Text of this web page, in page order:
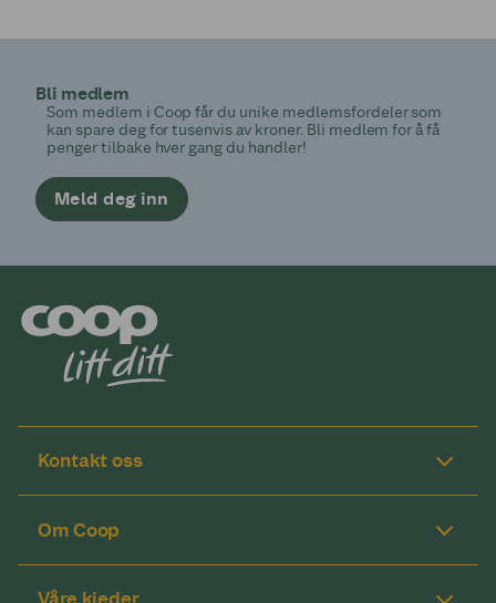
Bli medlem
Som medlem i Coop får du unike medlemsfordeler som
kan spare deg for tusenvis av kroner. Bli medlem for å få
penger tilbake hver gang du handler!
Meld deg inn
Kontakt oss
Om Coop